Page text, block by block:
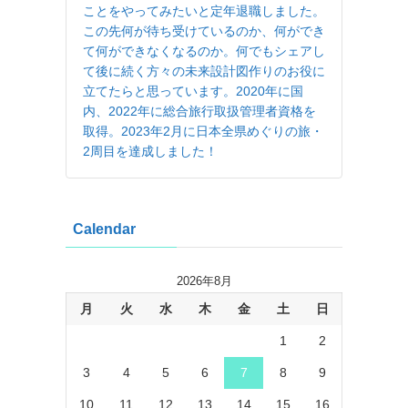
ことをやってみたいと定年退職しました。
この先何が待ち受けているのか、何ができ
て何ができなくなるのか。何でもシェアし
て後に続く方々の未来設計図作りのお役に
立てたらと思っています。2020年に国
内、2022年に総合旅行取扱管理者資格を
取得。2023年2月に日本全県めぐりの旅・
2周目を達成しました！
Calendar
2026年8月
月 火 水 木 金 土 日
1 2
3 4 5 6 7 8 9
10 11 12 13 14 15 16